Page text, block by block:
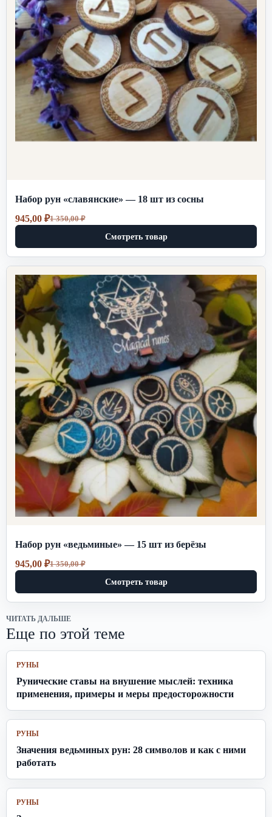
Набор рун «славянские» — 18 шт из сосны
1 350,00₽
Первоначальная
1
350,00 ₽.
945,00 ₽Текущая
945,00 ₽.
Смотреть товар
Набор рун «ведьминые» — 15 шт из берёзы
1 350,00₽
Первоначальная
1
350,00 ₽.
945,00 ₽Текущая
945,00 ₽.
Смотреть товар
ЧИТАТЬ ДАЛЬШЕ
Еще по этой теме
РУНЫ
Рунические ставы на внушение мыслей: техника
применения, примеры и меры предосторожности
РУНЫ
Значения ведьминых рун: 28 символов и как с ними
работать
РУНЫ